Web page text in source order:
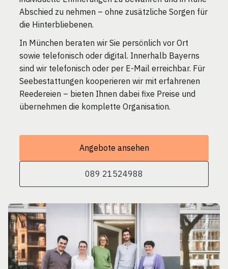
Abschied zu nehmen – ohne zusätzliche Sorgen für
die Hinterbliebenen.
In München beraten wir Sie persönlich vor Ort
sowie telefonisch oder digital. Innerhalb Bayerns
sind wir telefonisch oder per E-Mail erreichbar. Für
Seebestattungen kooperieren wir mit erfahrenen
Reedereien – bieten Ihnen dabei fixe Preise und
übernehmen die komplette Organisation.
Angebote ansehen
089 21524988